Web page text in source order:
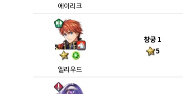
에이리크
엘리우드
창궁 1
5